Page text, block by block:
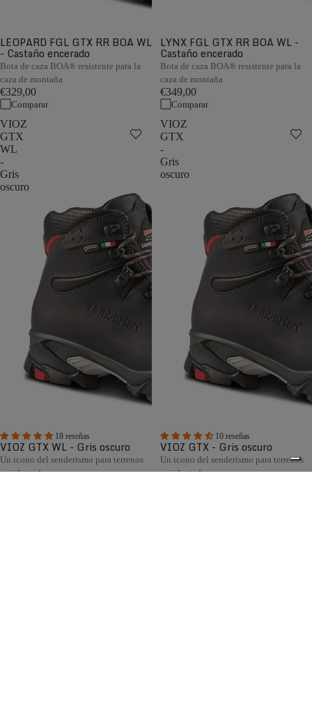
LEOPARD FGL GTX RR BOA WL
- Castaño encerado
Bota de caza BOA® resistente para la
caza de montaña
€329,00
Comparar
LYNX FGL GTX RR BOA WL -
Castaño encerado
Bota de caza BOA® resistente para la
caza de montaña
€349,00
Comparar
VIOZ
GTX
WL
-
Gris
oscuro
18 reseñas
VIOZ GTX WL - Gris oscuro
Un icono del senderismo para terrenos
accidentados
VIOZ
GTX
-
Gris
oscuro
10 reseñas
VIOZ GTX - Gris oscuro
Un icono del senderismo para terrenos
accidentados